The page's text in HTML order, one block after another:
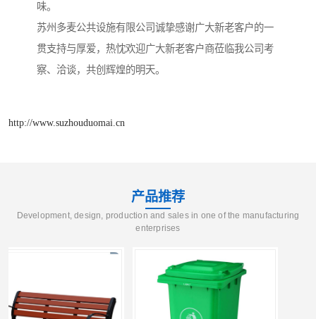
味。
苏州多麦公共设施有限公司诚挚感谢广大新老客户的一
贯支持与厚爱，热忱欢迎广大新老客户商莅临我公司考
察、洽谈，共创辉煌的明天。
http://www.suzhouduomai.cn
产品推荐
Development, design, production and sales in one of the manufacturing
enterprises